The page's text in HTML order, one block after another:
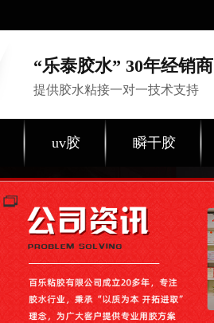
“乐泰胶水” 30年经销商
提供胶水粘接一对一技术支持
uv胶 瞬干胶